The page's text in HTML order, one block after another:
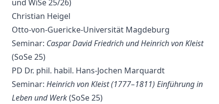
und WiSe 25/26)
Christian Heigel
Otto-von-Guericke-Universität Magdeburg
Seminar: Caspar David Friedrich und Heinrich von Kleist
(SoSe 25)
PD Dr. phil. habil. Hans-Jochen Marquardt
Seminar: Heinrich von Kleist (1777–1811) Einführung in
Leben und Werk(SoSe 25)